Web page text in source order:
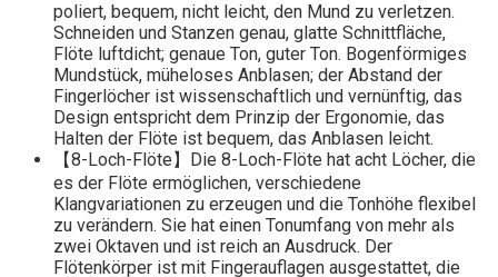
poliert, bequem, nicht leicht, den Mund zu verletzen.
Schneiden und Stanzen genau, glatte Schnittfläche,
Flöte luftdicht; genaue Ton, guter Ton. Bogenförmiges
Mundstück, müheloses Anblasen; der Abstand der
Fingerlöcher ist wissenschaftlich und vernünftig, das
Design entspricht dem Prinzip der Ergonomie, das
Halten der Flöte ist bequem, das Anblasen leicht.
【8-Loch-Flöte】Die 8-Loch-Flöte hat acht Löcher, die
es der Flöte ermöglichen, verschiedene
Klangvariationen zu erzeugen und die Tonhöhe flexibel
zu verändern. Sie hat einen Tonumfang von mehr als
zwei Oktaven und ist reich an Ausdruck. Der
Flötenkörper ist mit Fingerauflagen ausgestattet, die